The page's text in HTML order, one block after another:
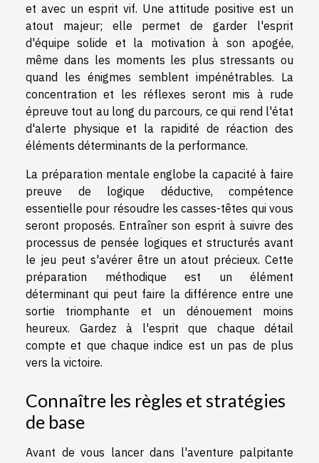
et avec un esprit vif. Une attitude positive est un
atout majeur; elle permet de garder l'esprit
d'équipe solide et la motivation à son apogée,
même dans les moments les plus stressants ou
quand les énigmes semblent impénétrables. La
concentration et les réflexes seront mis à rude
épreuve tout au long du parcours, ce qui rend l'état
d'alerte physique et la rapidité de réaction des
éléments déterminants de la performance.
La préparation mentale englobe la capacité à faire
preuve de logique déductive, compétence
essentielle pour résoudre les casses-têtes qui vous
seront proposés. Entraîner son esprit à suivre des
processus de pensée logiques et structurés avant
le jeu peut s'avérer être un atout précieux. Cette
préparation méthodique est un élément
déterminant qui peut faire la différence entre une
sortie triomphante et un dénouement moins
heureux. Gardez à l'esprit que chaque détail
compte et que chaque indice est un pas de plus
vers la victoire.
Connaître les règles et stratégies
de base
Avant de vous lancer dans l'aventure palpitante